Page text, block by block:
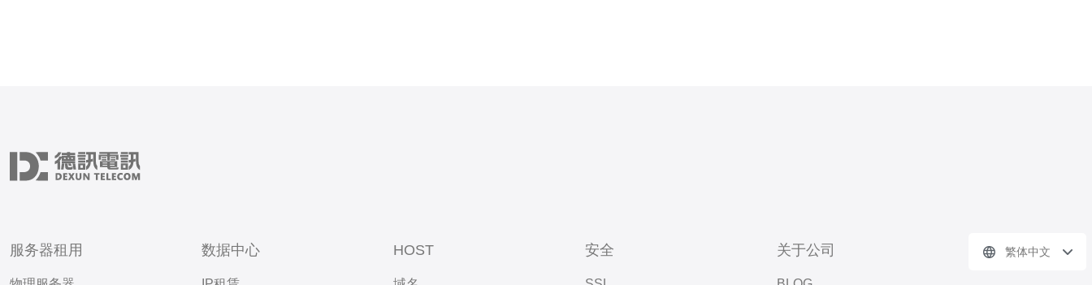
服务器租用 数据中心 HOST 安全 关于公司 繁体中文